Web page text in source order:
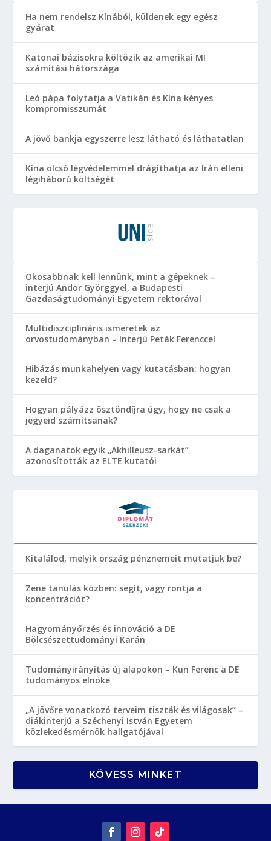
Ha nem rendelsz Kínából, küldenek egy egész
gyárat
Katonai bázisokra költözik az amerikai MI
számítási hátországa
Leó pápa folytatja a Vatikán és Kína kényes
kompromisszumát
A jövő bankja egyszerre lesz látható és láthatatlan
Kína olcsó légvédelemmel drágíthatja az Irán elleni
légiháború költségét
Okosabbnak kell lennünk, mint a gépeknek –
interjú Andor Györggyel, a Budapesti
Gazdaságtudományi Egyetem rektorával
Multidiszciplináris ismeretek az
orvostudományban – Interjú Peták Ferenccel
Hibázás munkahelyen vagy kutatásban: hogyan
kezeld?
Hogyan pályázz ösztöndíjra úgy, hogy ne csak a
jegyeid számítsanak?
A daganatok egyik „Akhilleusz-sarkát”
azonosították az ELTE kutatói
Kitalálod, melyik ország pénznemeit mutatjuk be?
Zene tanulás közben: segít, vagy rontja a
koncentrációt?
Hagyományőrzés és innováció a DE
Bölcsészettudományi Karán
Tudományirányítás új alapokon – Kun Ferenc a DE
tudományos elnöke
„A jövőre vonatkozó terveim tiszták és világosak” –
diákinterjú a Széchenyi István Egyetem
közlekedésmérnök hallgatójával
KÖVESS MINKET